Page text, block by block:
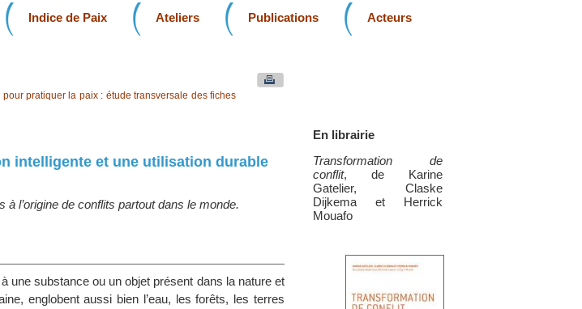
Indice de Paix Ateliers Publications Acteurs
En librairie
Transformation de
conflit, de Karine
Gatelier, Claske
Dijkema et Herrick
Mouafo
pratiquer la paix : étude transversale des fiches
intelligente et une utilisation durable
l’origine de conflits partout dans le monde.
une substance ou un objet présent dans la nature et
englobent aussi bien l’eau, les forêts, les terres